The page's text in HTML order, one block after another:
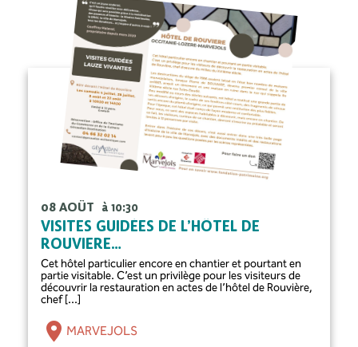
08 AOÛT à 10:30
VISITES GUIDÉES DE L’HÔTEL DE
ROUVIERE…
Cet hôtel particulier encore en chantier et pourtant en
partie visitable. C’est un privilège pour les visiteurs de
découvrir la restauration en actes de l’hôtel de Rouvière,
chef [...]
MARVEJOLS